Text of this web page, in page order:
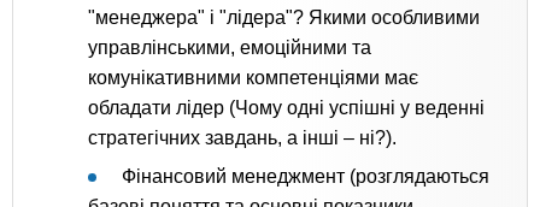
"менеджера" і "лідера"? Якими особливими
управлінськими, емоційними та
комунікативними компетенціями має
обладати лідер (Чому одні успішні у веденні
стратегічних завдань, а інші – ні?).
Фінансовий менеджмент (розглядаються